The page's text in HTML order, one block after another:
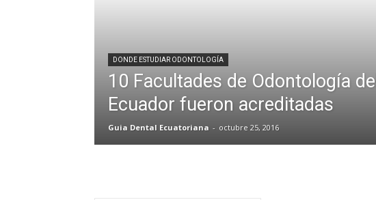
DONDE ESTUDIAR ODONTOLOGÍA
10 Facultades de Odontología del
Ecuador fueron acreditadas
Guia Dental Ecuatoriana - octubre 25, 2016